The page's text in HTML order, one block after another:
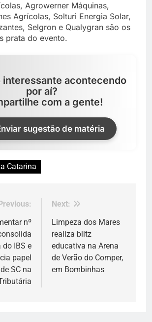
Agrowerner Máquinas,
Agrícolas, Solturi Energia Solar,
Selgron e Qualygran são os
prata do evento.
interessante acontecendo
por aí?
com a gente!
sugestão de matéria
Catarina
nº
do IBS e
papel
SC na
Next:
Limpeza dos Mares
realiza blitz
educativa na Arena
de Verão do Comper,
em Bombinhas